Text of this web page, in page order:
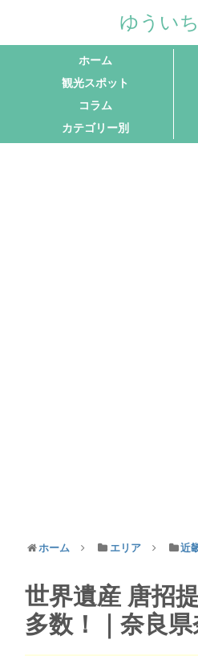
ゆうい
ホーム
観光スポット
コラム
カテゴリー別
ホーム エリア 近
世界遺産 唐招
多数！｜奈良